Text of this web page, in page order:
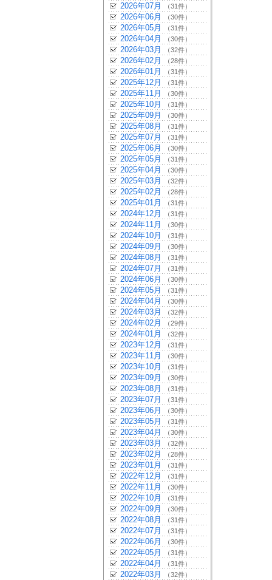
2026年07月 （31件）
2026年06月 （30件）
2026年05月 （31件）
2026年04月 （30件）
2026年03月 （32件）
2026年02月 （28件）
2026年01月 （31件）
2025年12月 （31件）
2025年11月 （30件）
2025年10月 （31件）
2025年09月 （30件）
2025年08月 （31件）
2025年07月 （31件）
2025年06月 （30件）
2025年05月 （31件）
2025年04月 （30件）
2025年03月 （32件）
2025年02月 （28件）
2025年01月 （31件）
2024年12月 （31件）
2024年11月 （30件）
2024年10月 （31件）
2024年09月 （30件）
2024年08月 （31件）
2024年07月 （31件）
2024年06月 （30件）
2024年05月 （31件）
2024年04月 （30件）
2024年03月 （32件）
2024年02月 （29件）
2024年01月 （32件）
2023年12月 （31件）
2023年11月 （30件）
2023年10月 （31件）
2023年09月 （30件）
2023年08月 （31件）
2023年07月 （31件）
2023年06月 （30件）
2023年05月 （31件）
2023年04月 （30件）
2023年03月 （32件）
2023年02月 （28件）
2023年01月 （31件）
2022年12月 （31件）
2022年11月 （30件）
2022年10月 （31件）
2022年09月 （30件）
2022年08月 （31件）
2022年07月 （31件）
2022年06月 （30件）
2022年05月 （31件）
2022年04月 （31件）
2022年03月 （32件）